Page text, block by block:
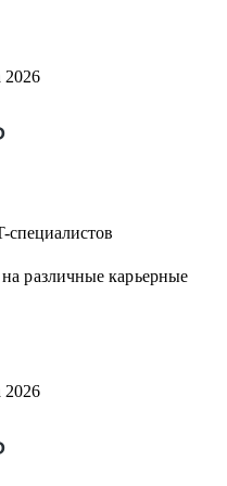
перейти с junior на
где искать вакансии, как
подход к поиску
выбрать страну, где
2026
специалистов
различные карьерные
2026